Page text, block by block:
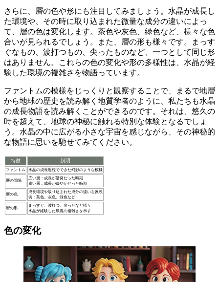
さらに、層の色や形にも注目してみましょう。 水晶が成長し
た環境や、その時に取り込まれた微量な成分の違いによっ
て、層の色は変化します。茶色や灰色、緑色など、様々な色
合いが見られるでしょう。また、層の形も様々です。まっす
ぐなもの、波打つもの、尖ったものなど、一つとして同じ形
はありません。これらの色の変化や形の多様性は、水晶が経
験した環境の複雑さを物語っています。
ファントムの模様をじっくりと観察することで、まるで地層
から地球の歴史を読み解く地質学者のように、私たちも水晶
の成長物語を読み解くことができるのです。 それは、悠久の
時を超えて、地球の神秘に触れる特別な体験となるでしょ
う。水晶の中に広がる小さな宇宙を感じながら、その神秘的
な物語に思いを馳せてみてください。
特徴 説明
ファントム 水晶の成長過程でできた幻影のような模様
層の間隔
広い層：成長が活発だった時期
狭い層：成長が緩やかだった時期
層の色
成長環境や取り込まれた成分の違いを反映
例：茶色、灰色、緑色など
層の形
まっすぐ、波打つ、尖ったなど様々
水晶が経験した環境の複雑さを示す
色の変化